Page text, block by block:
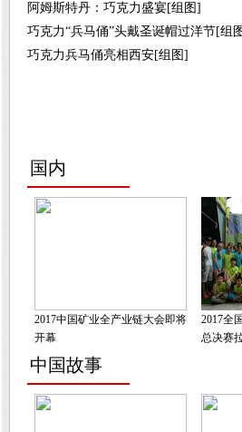
阿姆斯特丹：巧克力盛宴[组图]
巧克力“兵马俑”头戴圣诞帽过洋节[组
巧克力兵马俑亮相西安[组图]